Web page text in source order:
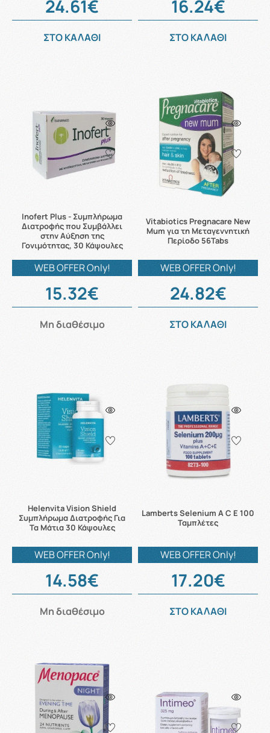
24.61€
ΣΤΟ ΚΑΛΑΘΙ
16.24€
ΣΤΟ ΚΑΛΑΘΙ
Inofert Plus - Συμπλήρωμα
Διατροφής που Συμβάλλει
στην Αύξηση της
Γονιμότητας, 30 Κάψουλες
WEB OFFER Only!
15.32€
Μη διαθέσιμο
Vitabiotics Pregnacare New
Mum για τη Μεταγεννητική
Περίοδο 56Tabs
WEB OFFER Only!
24.82€
ΣΤΟ ΚΑΛΑΘΙ
Helenvita Vision Shield
Συμπλήρωμα Διατροφής Για
Τα Μάτια 30 Κάψουλες
WEB OFFER Only!
14.58€
Μη διαθέσιμο
Lamberts Selenium A C E 100
Ταμπλέτες
WEB OFFER Only!
17.20€
ΣΤΟ ΚΑΛΑΘΙ